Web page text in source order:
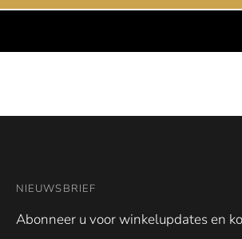
NIEUWSBRIEF
Abonneer u voor winkelupdates en